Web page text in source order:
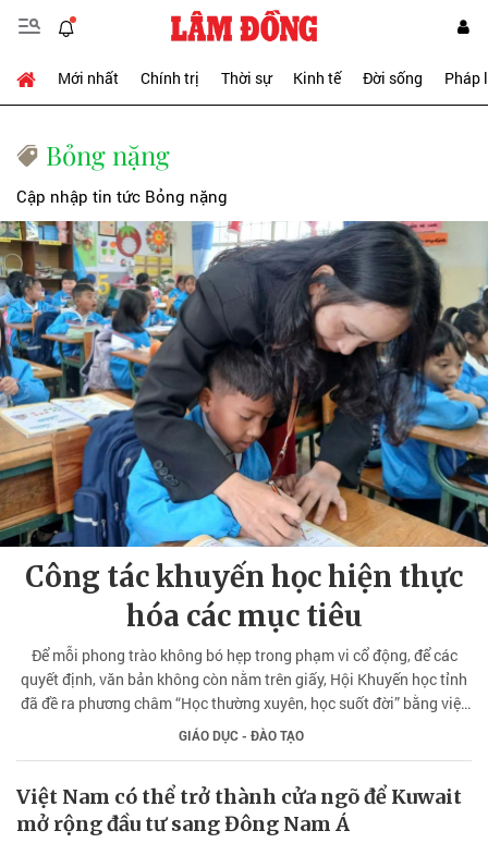
Mới nhất Chính trị Thời sự Kinh tế Đời sống Pháp
Bỏng nặng
Cập nhập tin tức Bỏng nặng
Công tác khuyến học hiện thực
hóa các mục tiêu
Để mỗi phong trào không bó hẹp trong phạm vi cổ động, để các
quyết định, văn bản không còn nằm trên giấy, Hội Khuyến học tỉnh
đã đề ra phương châm “Học thường xuyên, học suốt đời” bằng việc
quyết tâm hiện thực hóa các mục tiêu trong thời gian ngắn nhất.
GIÁO DỤC - ĐÀO TẠO
Việt Nam có thể trở thành cửa ngõ để Kuwait
mở rộng đầu tư sang Đông Nam Á